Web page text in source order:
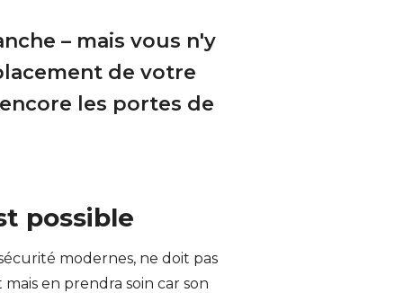
– mais vous n'y
de votre
les portes de
possible
modernes, ne doit pas
en prendra soin car son